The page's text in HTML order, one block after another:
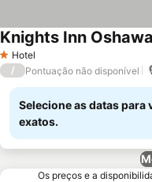
1 Estrelas
Hotel
Knights Inn Oshawa
/ Pontuação não disponível
Selecione as datas para
exatos.
Os preços e a